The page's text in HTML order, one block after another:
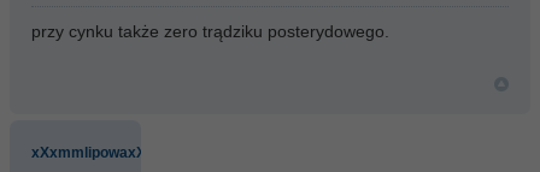
przy cynku także zero trądziku posterydowego.
xXxmmlipowaxXx